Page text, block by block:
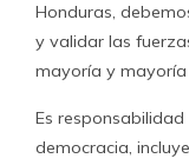
Honduras,
y validar las
mayoría y mayoría
Es
democracia,